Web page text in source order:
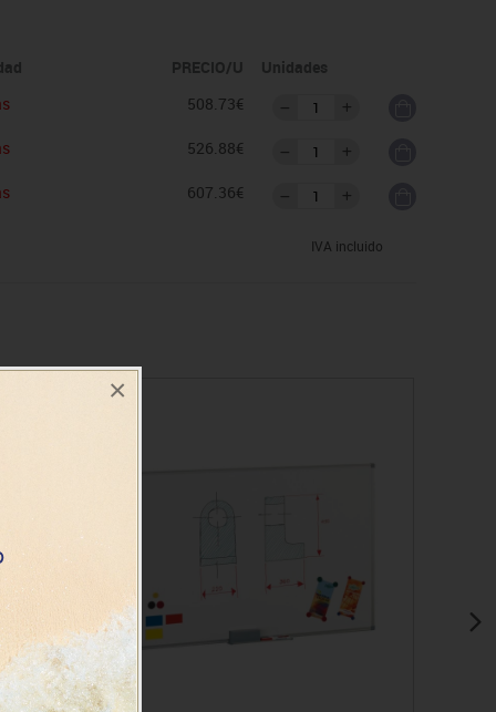
×
PRECIO/U
Unidades
508.73€
526.88€
607.36€
IVA incluido